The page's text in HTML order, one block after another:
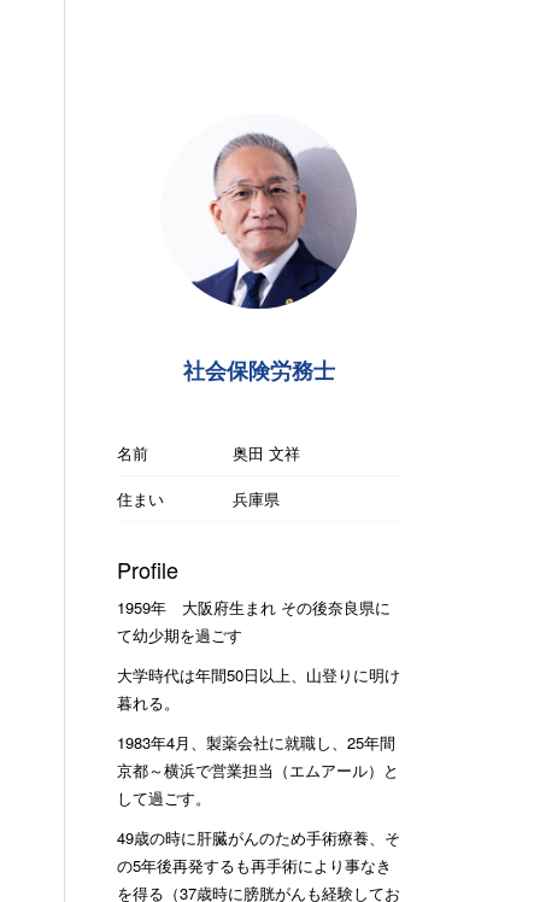
社会保険労務士
名前
奥田 文祥
住まい
兵庫県
Profile
1959年 大阪府生まれ その後奈良県に
て幼少期を過ごす
大学時代は年間50日以上、山登りに明け
暮れる。
1983年4月、製薬会社に就職し、25年間
京都～横浜で営業担当（エムアール）と
して過ごす。
49歳の時に肝臓がんのため手術療養、そ
の5年後再発するも再手術により事なき
を得る（37歳時に膀胱がんも経験してお